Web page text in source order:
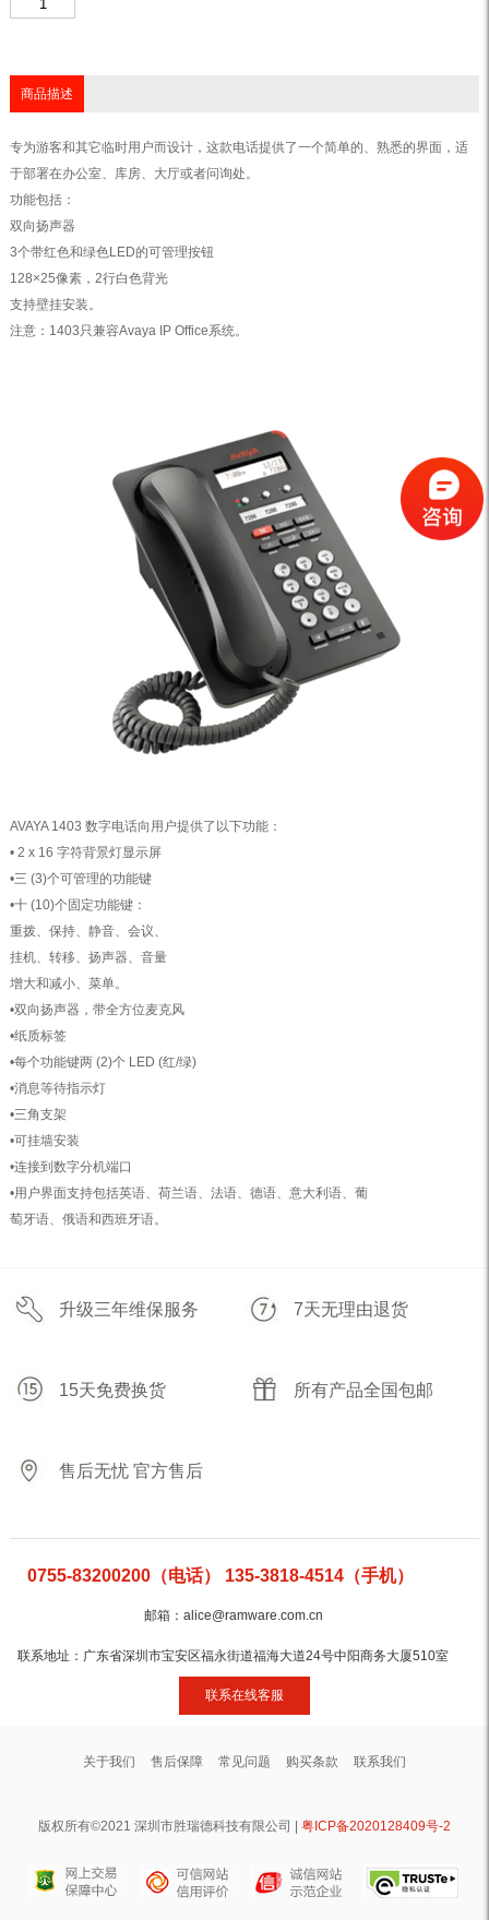
商品描述
专为游客和其它临时用户而设计，这款电话提供了一个简单的、熟悉的界面，适
于部署在办公室、库房、大厅或者问询处。
功能包括：
双向扬声器
3个带红色和绿色LED的可管理按钮
128×25像素，2行白色背光
支持壁挂安装。
注意：1403只兼容Avaya IP Office系统。
AVAYA 1403 数字电话向用户提供了以下功能：
• 2 x 16 字符背景灯显示屏
•三 (3)个可管理的功能键
•十 (10)个固定功能键：
重拨、保持、静音、会议、
挂机、转移、扬声器、音量
增大和减小、菜单。
•双向扬声器，带全方位麦克风
•纸质标签
•每个功能键两 (2)个 LED (红/绿)
•消息等待指示灯
•三角支架
•可挂墙安装
•连接到数字分机端口
•用户界面支持包括英语、荷兰语、法语、德语、意大利语、葡
萄牙语、俄语和西班牙语。
升级三年维保服务 7天无理由退货
15天免费换货 所有产品全国包邮
售后无忧 官方售后
0755-83200200（电话） 135-3818-4514（手机）
邮箱：alice@ramware.com.cn
联系地址：广东省深圳市宝安区福永街道福海大道24号中阳商务大厦510室
联系在线客服
关于我们 售后保障 常见问题 购买条款 联系我们
版权所有©2021 深圳市胜瑞德科技有限公司 | 粤ICP备2020128409号-2